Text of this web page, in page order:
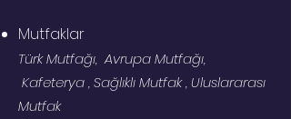
Mutfaklar
Türk Mutfağı, Avrupa Mutfağı,
Kafeterya , Sağlıklı Mutfak , Uluslararası
Mutfak